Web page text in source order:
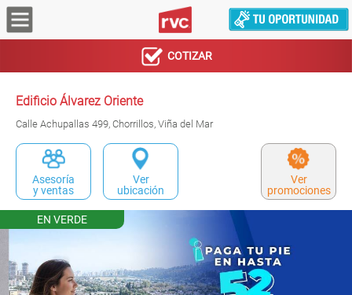
COTIZAR
Edificio Álvarez Oriente
Calle Achupallas 499, Chorrillos, Viña del Mar
Asesoría
y ventas
Ver
ubicación
Ver
promociones
EN VERDE